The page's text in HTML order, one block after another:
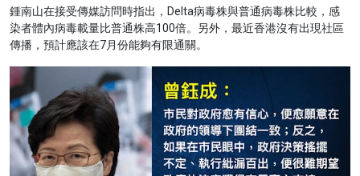
鍾南山在接受傳媒訪問時指出，Delta病毒株與普通病毒株比較，感
染者體內病毒載量比普通株高100倍。另外，最近香港沒有出現社區
傳播，預計應該在7月份能夠有限通關。